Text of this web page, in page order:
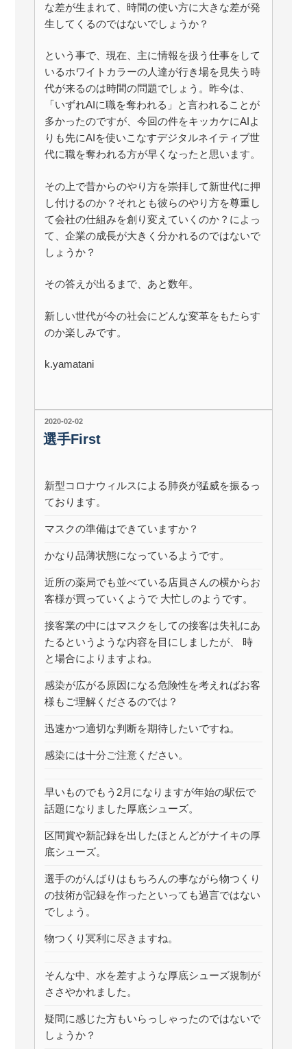
な差が生まれて、時間の使い方に大きな差が発
生してくるのではないでしょうか？
という事で、現在、主に情報を扱う仕事をして
いるホワイトカラーの人達が行き場を見失う時
代が来るのは時間の問題でしょう。昨今は、
「いずれAIに職を奪われる」と言われることが
多かったのですが、今回の件をキッカケにAIよ
りも先にAIを使いこなすデジタルネイティブ世
代に職を奪われる方が早くなったと思います。
その上で昔からのやり方を崇拝して新世代に押
し付けるのか？それとも彼らのやり方を尊重し
て会社の仕組みを創り変えていくのか？によっ
て、企業の成長が大きく分かれるのではないで
しょうか？
その答えが出るまで、あと数年。
新しい世代が今の社会にどんな変革をもたらす
のか楽しみです。
k.yamatani
投
稿
日:
2020-02-02
選手First
新型コロナウィルスによる肺炎が猛威を振るっ
ております。
マスクの準備はできていますか？
かなり品薄状態になっているようです。
近所の薬局でも並べている店員さんの横からお
客様が買っていくようで 大忙しのようです。
接客業の中にはマスクをしての接客は失礼にあ
たるというような内容を目にしましたが、 時
と場合によりますよね。
感染が広がる原因になる危険性を考えればお客
様もご理解くださるのでは？
迅速かつ適切な判断を期待したいですね。
感染には十分ご注意ください。
早いものでもう2月になりますが年始の駅伝で
話題になりました厚底シューズ。
区間賞や新記録を出したほとんどがナイキの厚
底シューズ。
選手のがんばりはもちろんの事ながら物つくり
の技術が記録を作ったといっても過言ではない
でしょう。
物つくり冥利に尽きますね。
そんな中、水を差すような厚底シューズ規制が
ささやかれました。
疑問に感じた方もいらっしゃったのではないで
しょうか？